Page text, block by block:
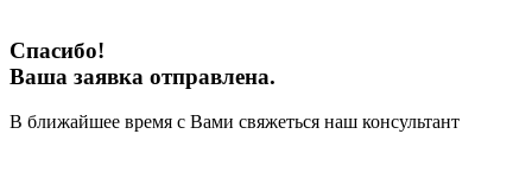
Спасибо!
Ваша заявка отправлена.
В ближайшее время с Вами свяжеться наш консультант